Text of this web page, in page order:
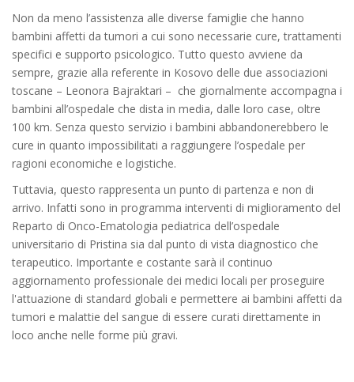
Non da meno l’assistenza alle diverse famiglie che hanno
bambini affetti da tumori a cui sono necessarie cure, trattamenti
specifici e supporto psicologico. Tutto questo avviene da
sempre, grazie alla referente in Kosovo delle due associazioni
toscane – Leonora Bajraktari – che giornalmente accompagna i
bambini all’ospedale che dista in media, dalle loro case, oltre
100 km. Senza questo servizio i bambini abbandonerebbero le
cure in quanto impossibilitati a raggiungere l’ospedale per
ragioni economiche e logistiche.
Tuttavia, questo rappresenta un punto di partenza e non di
arrivo. Infatti sono in programma interventi di miglioramento del
Reparto di Onco-Ematologia pediatrica dell’ospedale
universitario di Pristina sia dal punto di vista diagnostico che
terapeutico. Importante e costante sarà il continuo
aggiornamento professionale dei medici locali per proseguire
l'attuazione di standard globali e permettere ai bambini affetti da
tumori e malattie del sangue di essere curati direttamente in
loco anche nelle forme più gravi.